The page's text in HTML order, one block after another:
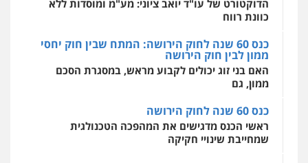
לעורכי דין
מאיה בלום, עו"ס, טיפול ושיקום
טיפול בהתמכרויות שירותים מקצועיים
לעורכי דין
עו"ד ד"ר אבי שקד
עבירות כלכליות
האם בני זוג יכולים לקבוע מראש, במסגרת הסכם
ממון, גם
כנס 60 שנה לחוק הירושה
ראשי הכנס מדגישים את המהפכה הטכנולגית
שמחייבת שינויי חקיקה
עצור בתיק ניסיון רצח קיבל חבילה מעו"ד ונעצר
בחשד לסחר בסמים